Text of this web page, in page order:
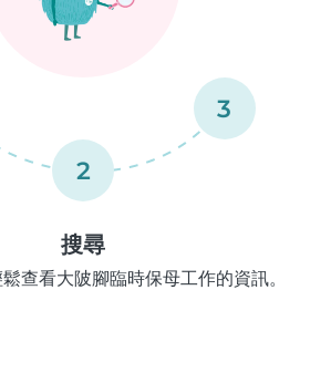
2
3
搜尋
查看大陂腳臨時保母工作的資訊。